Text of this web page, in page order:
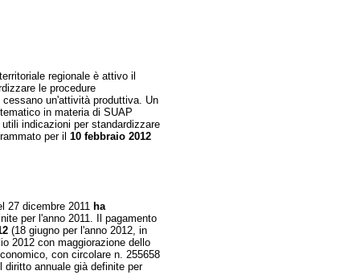
regionale è attivo il
le procedure
un'attività produttiva. Un
in materia di SUAP
indicazioni per standardizzare
per il10 febbraio 2012
27 dicembre 2011 ha
per l'anno 2011. Il pagamento
(18 giugno per l'anno 2012, in
2012 con maggiorazione dello
con circolare n. 255658
diritto annuale già definite per